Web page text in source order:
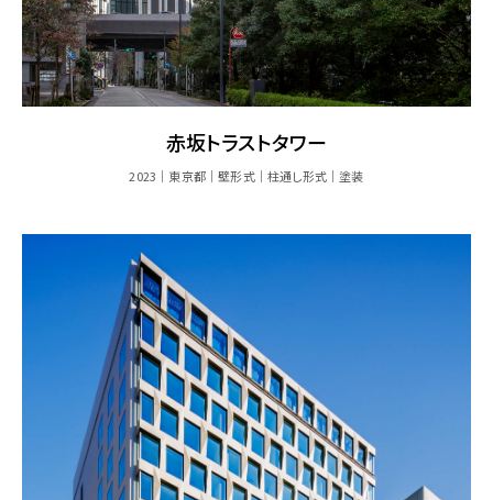
赤坂トラストタワー
2023 東京都 壁形式 柱通し形式 塗装